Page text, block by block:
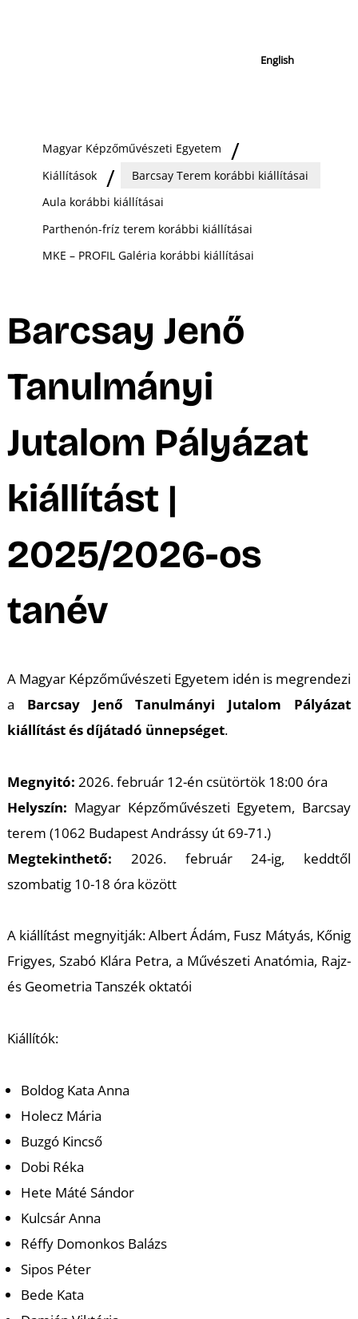
English
Magyar Képzőművészeti Egyetem
Kiállítások
Barcsay Terem korábbi kiállításai
Aula korábbi kiállításai
Parthenón-fríz terem korábbi kiállításai
MKE – PROFIL Galéria korábbi kiállításai
Barcsay Jenő
Tanulmányi
Jutalom Pályázat
kiállítást |
2025/2026-os
tanév
A Magyar Képzőművészeti Egyetem idén is megrendezi
a Barcsay Jenő Tanulmányi Jutalom Pályázat
kiállítást és díjátadó ünnepséget.
Megnyitó: 2026. február 12-én csütörtök 18:00 óra
Helyszín: Magyar Képzőművészeti Egyetem, Barcsay
terem (1062 Budapest Andrássy út 69-71.)
Megtekinthető: 2026. február 24-ig, keddtől
szombatig 10-18 óra között
A kiállítást megnyitják: Albert Ádám, Fusz Mátyás, Kőnig
Frigyes, Szabó Klára Petra, a Művészeti Anatómia, Rajz-
és Geometria Tanszék oktatói
Kiállítók:
Boldog Kata Anna
Holecz Mária
Buzgó Kincső
Dobi Réka
Hete Máté Sándor
Kulcsár Anna
Réffy Domonkos Balázs
Sipos Péter
Bede Kata